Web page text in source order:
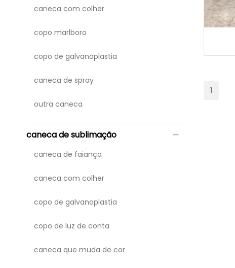
caneca com colher
copo marlboro
copo de galvanoplastia
caneca de spray
outra caneca
caneca de sublimação
caneca de faiança
caneca com colher
copo de galvanoplastia
copo de luz de conta
caneca que muda de cor
1